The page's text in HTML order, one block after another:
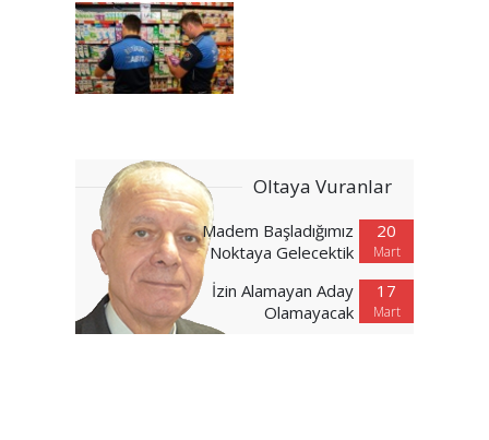
Oltaya Vuranlar
20
Mart
Madem Başladığımız
Noktaya Gelecektik
17
Mart
İzin Alamayan Aday
Olamayacak